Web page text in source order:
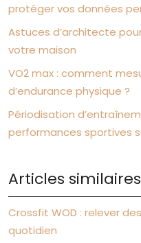
protéger vos données
Astuces d’architecte
votre maison
VO2 max : comment
d’endurance physique ?
Périodisation
performances sportives
Articles similaires
Crossfit WOD : relever
quotidien